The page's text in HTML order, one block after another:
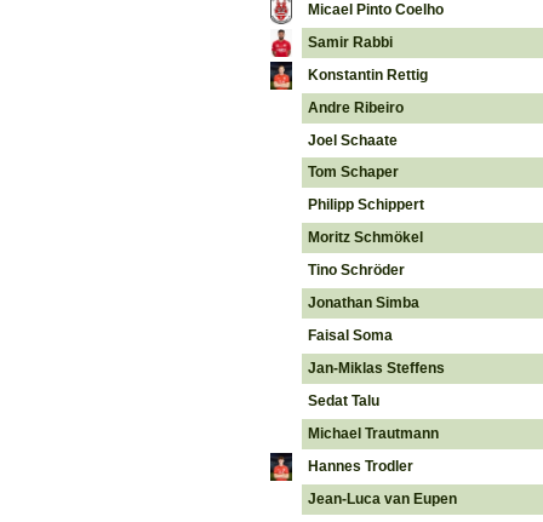
Micael Pinto Coelho
Samir Rabbi
Konstantin Rettig
Andre Ribeiro
Joel Schaate
Tom Schaper
Philipp Schippert
Moritz Schmökel
Tino Schröder
Jonathan Simba
Faisal Soma
Jan-Miklas Steffens
Sedat Talu
Michael Trautmann
Hannes Trodler
Jean-Luca van Eupen